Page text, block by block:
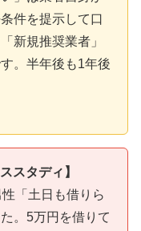
件を提示して口
新規推奨業者」
。半年後も1年後
スタディ】
「土日も借りら
。5万円を借りて